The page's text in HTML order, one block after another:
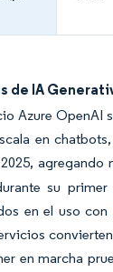
de IA
Azure OpenAI
en
su
en el uso
en marcha